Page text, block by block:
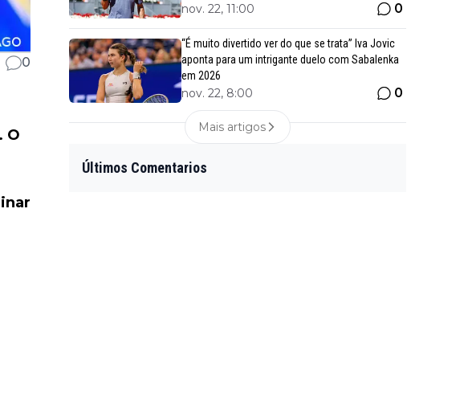
0
O
nov. 22, 11:00 0
“É muito divertido ver do que se trata” Iva Jovic
aponta para um intrigante duelo com Sabalenka
em 2026
nov. 22, 8:00 0
Mais artigos
Últimos Comentarios